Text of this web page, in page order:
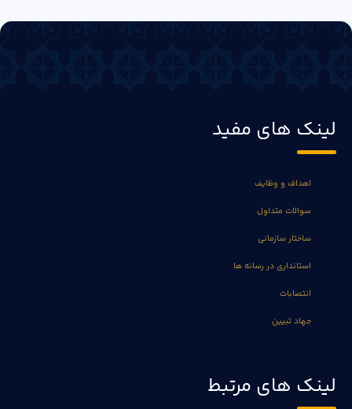
لینک های مفید
اهداف و وظایف
سوالات متداول
ساختار سازمانی
استانداری در رسانه ها
انتصابات
جهاد تبیین
لینک های مرتبط